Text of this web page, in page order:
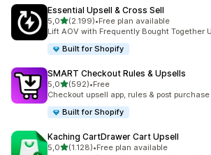
Essential Upsell & Cross Sell
5,05 yıldız üzerinden
(2.199)
toplam 2199 değerlendirme
•Free plan available
Lift AOV with Frequently Bought Together
Built for Shopify
SMART Checkout Rules & Upsells
5,05 yıldız üzerinden
(592)
toplam 592 değerlendirme
•Free
Checkout upsell app, rules & post
Built for Shopify
Kaching CartDrawer Cart Upsell
5,05 yıldız üzerinden
(1.128)
toplam 1128 değerlendirme
•Free plan available